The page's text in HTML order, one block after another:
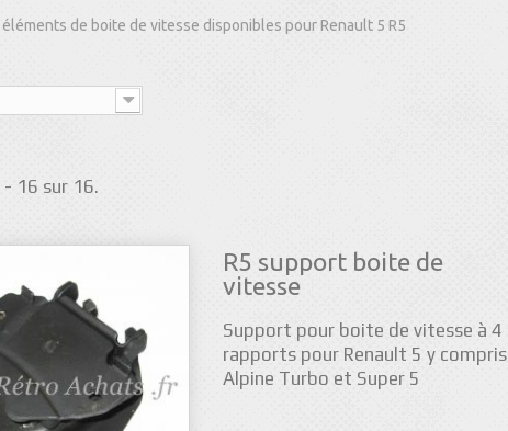
de boite de vitesse disponibles pour Renault 5 R5
16 sur 16.
R5 support boite de
vitesse
Support pour boite de vitesse à 4
rapports pour Renault 5 y compris
Alpine Turbo et Super 5